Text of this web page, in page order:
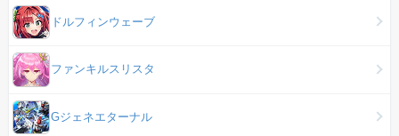
ドルフィンウェーブ
ファンキルスリスタ
Gジェネエターナル